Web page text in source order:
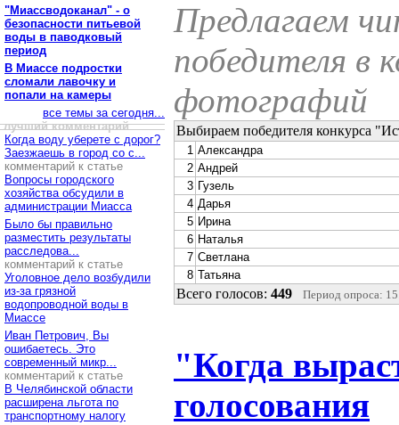
"Миассводоканал" - о
безопасности питьевой
воды в паводковый
период
В Миассе подростки
сломали лавочку и
попали на камеры
все темы за сегодня...
лучший комментарий
Когда воду уберете с дорог?
Заезжаешь в город со с...
комментарий к статье
Вопросы городского
хозяйства обсудили в
администрации Миасса
Было бы правильно
разместить результаты
расследова...
комментарий к статье
Уголовное дело возбудили
из-за грязной
водопроводной воды в
Миассе
Иван Петрович, Вы
ошибаетесь. Это
современный микр...
комментарий к статье
В Челябинской области
расширена льгота по
транспортному налогу
Предлагаем
победителя в
фотографий
Выбираем победителя конкурса
1 Александра
2 Андрей
3 Гузель
4 Дарья
5 Ирина
6 Наталья
7 Светлана
8 Татьяна
Всего голосов: 449 Период опроса:
"Когда
голосования